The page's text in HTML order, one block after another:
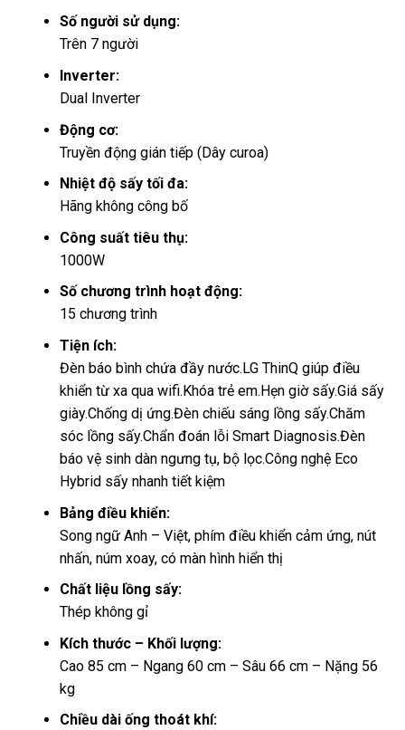
Số người sử dụng:
Trên 7 người
Inverter:
Dual Inverter
Động cơ:
Truyền động gián tiếp (Dây curoa)
Nhiệt độ sấy tối đa:
Hãng không công bố
Công suất tiêu thụ:
1000W
Số chương trình hoạt động:
15 chương trình
Tiện ích:
Đèn báo bình chứa đầy nước.LG ThinQ giúp điều
khiển từ xa qua wifi.Khóa trẻ em.Hẹn giờ sấy.Giá sấy
giày.Chống dị ứng.Đèn chiếu sáng lồng sấy.Chăm
sóc lồng sấy.Chẩn đoán lỗi Smart Diagnosis.Đèn
báo vệ sinh dàn ngưng tụ, bộ lọc.Công nghệ Eco
Hybrid sấy nhanh tiết kiệm
Bảng điều khiển:
Song ngữ Anh – Việt, phím điều khiển cảm ứng, nút
nhấn, núm xoay, có màn hình hiển thị
Chất liệu lồng sấy:
Thép không gỉ
Kích thước – Khối lượng:
Cao 85 cm – Ngang 60 cm – Sâu 66 cm – Nặng 56
kg
Chiều dài ống thoát khí: